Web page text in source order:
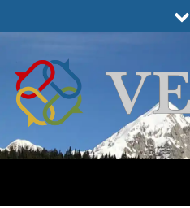
to
VERIGE
ODABRANO